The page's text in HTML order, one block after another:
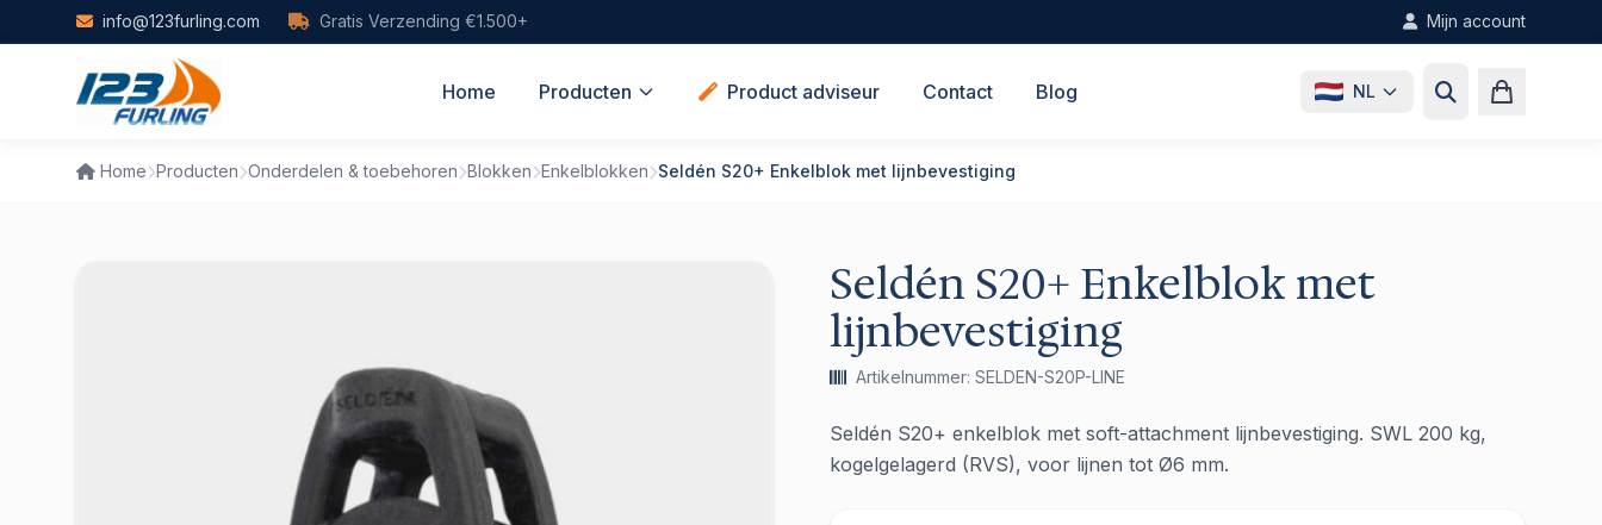
Skip to main content
info@123furling.com Gratis Verzending €1.500+ Mijn account
Home Producten Product adviseur Contact Blog NL
Home Producten Onderdelen & toebehoren Blokken Enkelblokken Seldén S20+ Enkelblok met lijnbevestiging
Seldén S20+ Enkelblok met
lijnbevestiging
Artikelnummer: SELDEN-S20P-LINE
Seldén S20+ enkelblok met soft-attachment lijnbevestiging. SWL 200 kg,
kogelgelagerd (RVS), voor lijnen tot Ø6 mm.